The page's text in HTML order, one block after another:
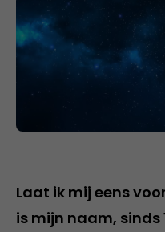
Laat ik mij eens
is mijn naam, sinds